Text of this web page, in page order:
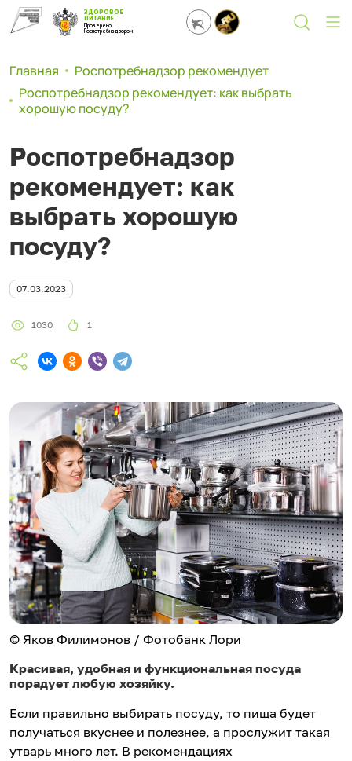
ЗДОРОВОЕ
ПИТАНИЕ
Проверено
Роспотребнадзором
Главная
Роспотребнадзор рекомендует
Роспотребнадзор рекомендует: как выбрать
хорошую посуду?
Роспотребнадзор
рекомендует: как
выбрать хорошую
посуду?
07.03.2023
1030 1
© Яков Филимонов / Фотобанк Лори
Красивая, удобная и функциональная посуда
порадует любую хозяйку.
Если правильно выбирать посуду, то пища будет
получаться вкуснее и полезнее, а прослужит такая
утварь много лет. В рекомендациях